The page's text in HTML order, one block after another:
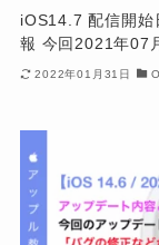
iOS14.7 配信開
報 今回2021年07
2022年01月31日